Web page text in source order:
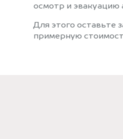
осмотр и эвакуацию
Для этого оставьте
примерную